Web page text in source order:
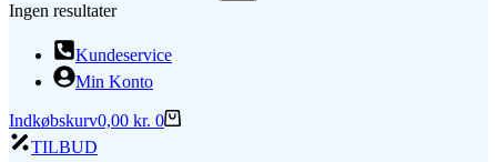
Ingen resultater
Kundeservice
Min Konto
Indkøbskurv0,00 kr. 0
TILBUD